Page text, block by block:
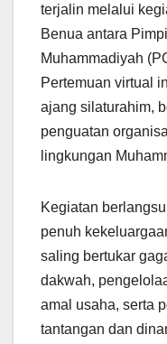
terjalin melalui
Benua antara
Muhammadiyah
Pertemuan virtual
ajang silaturahim,
penguatan
lingkungan
Kegiatan
penuh
saling bertukar
dakwah,
amal usaha, serta
tantangan dan